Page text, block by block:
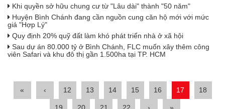
Khi quyền sở hữu chung cư từ "Lâu dài" thành "50 năm"
Huyện Bình Chánh đang cần nguồn cung căn hộ mới với mức
giá "Hợp Lý"
Quy định 20% quỹ đất làm khó phát triển nhà ở xã hội
Sau dự án 80.000 tỷ ở Bình Chánh, FLC muốn xây thêm công
viên Safari và khu đô thị gần 1.500ha tại TP. HCM
« ‹ 12 13 14 15 16 17 18